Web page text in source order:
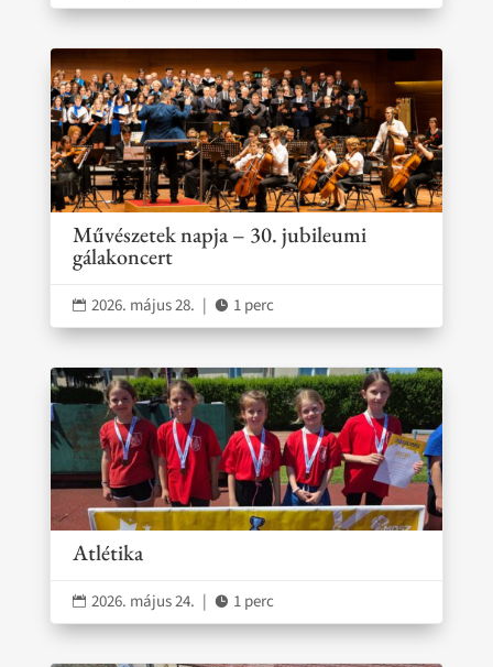
Művészetek napja – 30. jubileumi
gálakoncert
 2026. május 28. |  1 perc
Atlétika
 2026. május 24. |  1 perc